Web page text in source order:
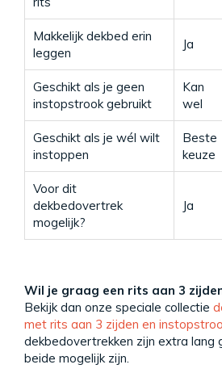
Makkelijk dekbed erin
leggen
Ja
Geschikt als je geen
instopstrook gebruikt
Kan
wel
Geschikt als je wél wilt
instoppen
Beste
keuze
Voor dit
dekbedovertrek
mogelijk?
Ja
Wil je graag een rits aan 3
Bekijk dan onze speciale collectie
met rits aan 3 zijden en
dekbedovertrekken zijn extra lang
beide mogelijk zijn.